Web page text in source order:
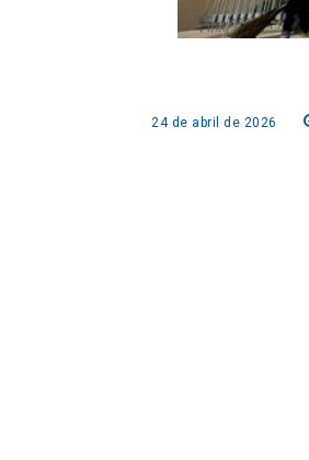
24 de abril de 2026